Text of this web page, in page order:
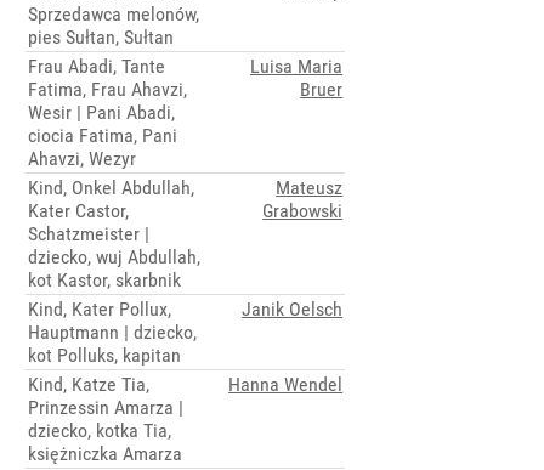
Sprzedawca melonów,
pies Sułtan, Sułtan
Frau Abadi, Tante
Fatima, Frau Ahavzi,
Wesir | Pani Abadi,
ciocia Fatima, Pani
Ahavzi, Wezyr
Luisa Maria
Bruer
Kind, Onkel Abdullah,
Kater Castor,
Schatzmeister |
dziecko, wuj Abdullah,
kot Kastor, skarbnik
Mateusz
Grabowski
Kind, Kater Pollux,
Hauptmann | dziecko,
kot Polluks, kapitan
Janik Oelsch
Kind, Katze Tia,
Prinzessin Amarza |
dziecko, kotka Tia,
księżniczka Amarza
Hanna Wendel